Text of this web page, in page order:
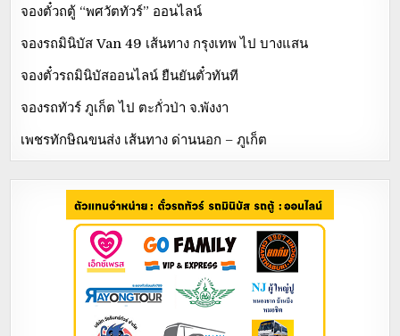
จองตั๋วถตู้ “พศวัตทัวร์” ออนไลน์
จองรถมินิบัส Van 49 เส้นทาง กรุงเทพ ไป บางแสน
จองตั๋วรถมินิบัสออนไลน์ ยืนยันตั๋วทันที
จองรถทัวร์ ภูเก็ต ไป ตะกั่วป่า จ.พังงา
เพชรทักษิณขนส่ง เส้นทาง ด่านนอก – ภูเก็ต